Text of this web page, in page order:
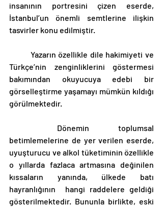
insanının portresini çizen eserde,
İstanbul’un önemli semtlerine ilişkin
tasvirler konu edilmiştir.
Türkçe’nin zenginliklerini göstermesi
bakımından okuyucuya edebi bir
görselleştirme yaşamayı mümkün kıldığı
görülmektedir.
betimlemelerine de yer verilen eserde,
uyuşturucu ve alkol tüketiminin özellikle
o yıllarda fazlaca artmasına değinilen
kıssaların yanında, ülkede batı
hayranlığının  hangi raddelere geldiği
gösterilmektedir. Bununla birlikte, eski